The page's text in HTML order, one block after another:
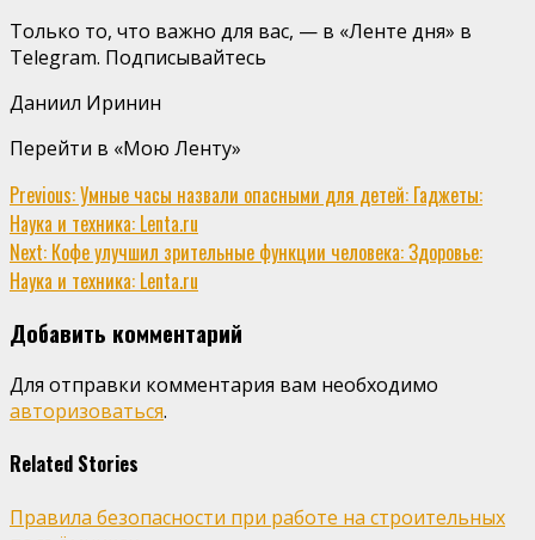
Только то, что важно для вас, — в «Ленте дня» в
Telegram. Подписывайтесь
Даниил Иринин
Перейти в «Мою Ленту»
Continue
Reading
Previous:Умные часы назвали опасными для детей: Гаджеты:
Наука и техника: Lenta.ru
Next: Кофе улучшил зрительные функции человека: Здоровье:
Наука и техника: Lenta.ru
Добавить комментарий
Для отправки комментария вам необходимо
авторизоваться.
Related Stories
Правила безопасности при работе на строительных